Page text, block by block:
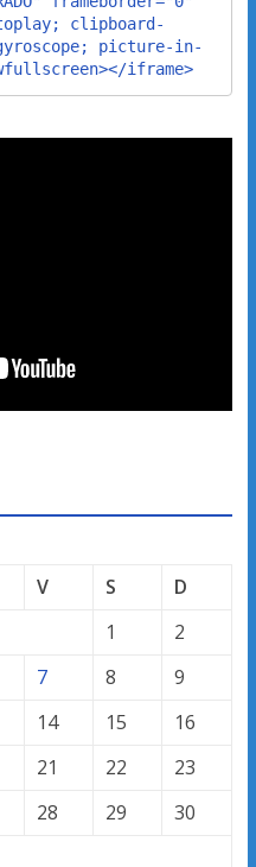
clipboard-
picture-in-
iframe>
V S
D
1
2
7 8
9
14 15
16
21 22
23
28 29
30